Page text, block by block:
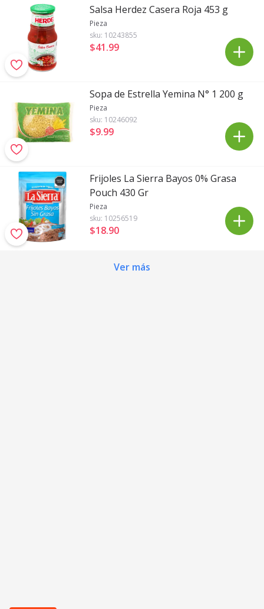
Salsa Herdez Casera Roja 453 g
Pieza
sku: 10243855
$41.99
Sopa de Estrella Yemina N° 1 200 g
Pieza
sku: 10246092
$9.99
Frijoles La Sierra Bayos 0% Grasa
Pouch 430 Gr
Pieza
sku: 10256519
$18.90
Ver más